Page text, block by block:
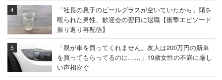
「社長の息子のビールグラスが空いていたから」頭を
殴られた男性、歓迎会の翌日に退職【衝撃エピソード
振り返り再配信】
「親が車を買ってくれません。友人は200万円の新車
を買ってもらってるのに……」19歳女性の不満に厳し
い声相次ぐ